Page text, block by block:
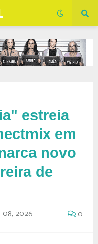
estreia
em
novo
de
08, 2026 0